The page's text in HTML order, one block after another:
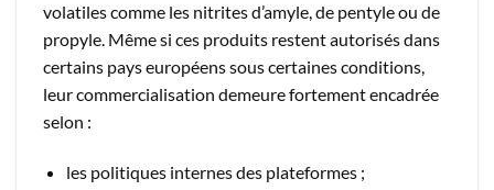
volatiles comme les nitrites d’amyle, de pentyle ou de
propyle. Même si ces produits restent autorisés dans
certains pays européens sous certaines conditions,
leur commercialisation demeure fortement encadrée
selon :
les politiques internes des plateformes ;